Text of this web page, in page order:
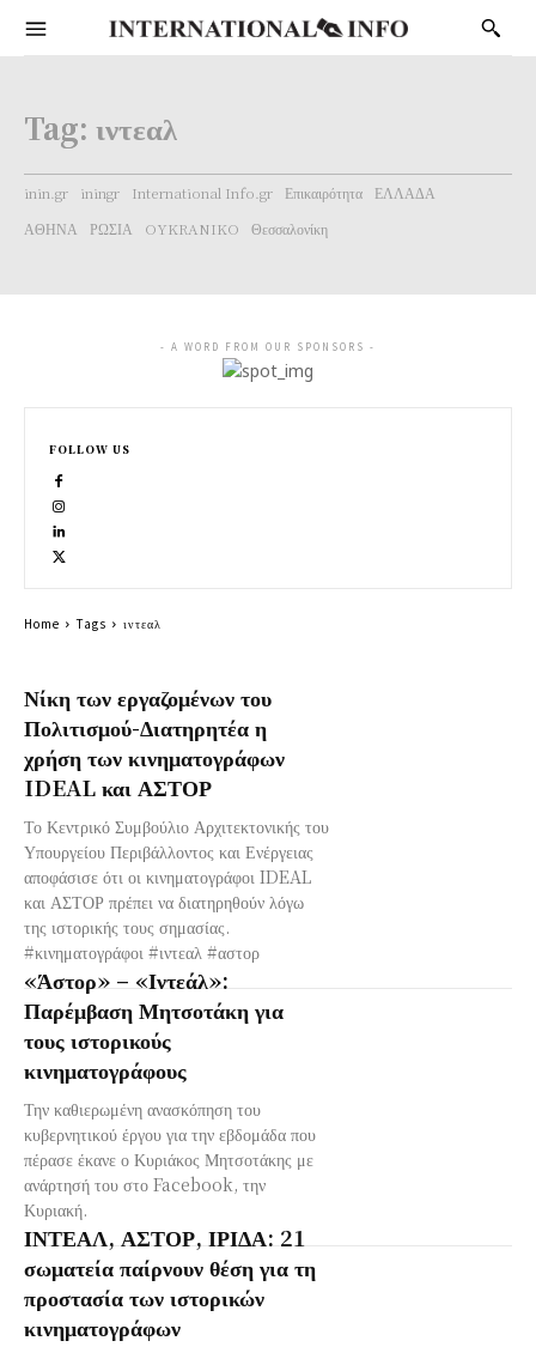
Tag: ιντεαλ
inin.gr iningr International Info.gr Επικαιρότητα
ΕΛΛΑΔΑ
ΑΘΗΝΑ
ΡΩΣΙΑ OYKRANIKO Θεσσαλονίκη
Νίκη των εργαζομένων του
Πολιτισμού-Διατηρητέα η
χρήση των κινηματογράφων
IDEAL και ΑΣΤΟΡ
Το Κεντρικό Συμβούλιο Αρχιτεκτονικής του
Υπουργείου Περιβάλλοντος και Ενέργειας
αποφάσισε ότι οι κινηματογράφοι IDEAL
και ΑΣΤΟΡ πρέπει να διατηρηθούν λόγω
της ιστορικής τους σημασίας.
#κινηματογράφοι #ιντεαλ #αστορ
«Άστορ» – «Ιντεάλ»:
Παρέμβαση Μητσοτάκη για
τους ιστορικούς
κινηματογράφους
Την καθιερωμένη ανασκόπηση του
κυβερνητικού έργου για την εβδομάδα που
πέρασε έκανε ο Κυριάκος Μητσοτάκης με
ανάρτησή του στο Facebook, την
Κυριακή.
ΙΝΤΕΑΛ, ΑΣΤΟΡ, ΙΡΙΔΑ: 21
σωματεία παίρνουν θέση για τη
προστασία των ιστορικών
κινηματογράφων
- A WORD FROM OUR SPONSORS -
FOLLOW US
Home Tags ιντεαλ